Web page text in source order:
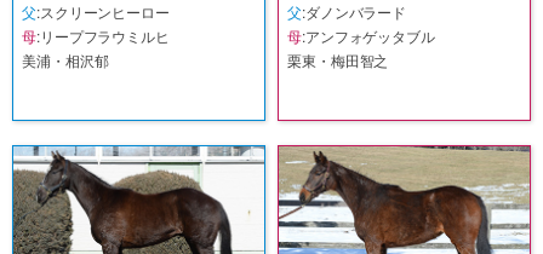
父:スクリーンヒーロー
母:リープフラウミルヒ
美浦・相沢郁
父:ダノンバラード
母:アンフォゲッタブル
栗東・梅田智之